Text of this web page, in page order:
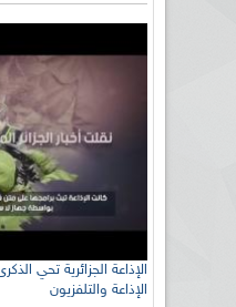
الإذاعة والتلفزيون